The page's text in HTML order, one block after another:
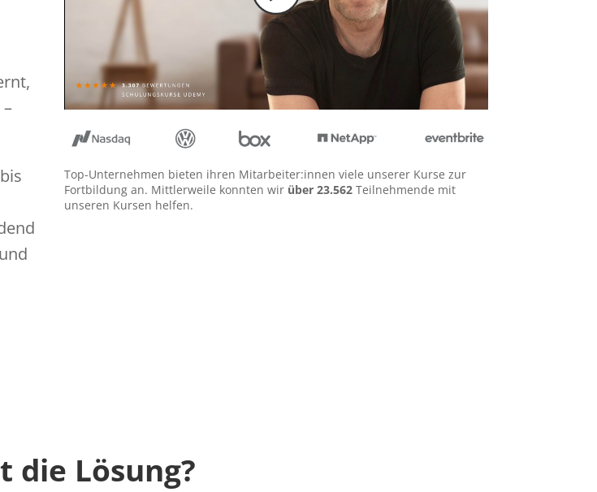
und
Top-Unternehmen bieten ihren Mitarbeiter:innen viele unserer Kurse zur
Fortbildung an. Mittlerweile konnten wir über 23.562 Teilnehmende mit
unseren Kursen helfen.
die Lösung?